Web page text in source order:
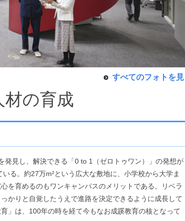
すべてのフォトを見
材の育成
見し、解決できる「0 to 1（ゼロトゥワン）」の発想が
る。約27万m²という広大な敷地に、小学校から大学ま
を育めるのもワンキャンパスのメリットである。リベラ
かりと自覚したうえで進路を決定できるように成長して
」は、100年の時を経て今もなお成蹊教育の核となって